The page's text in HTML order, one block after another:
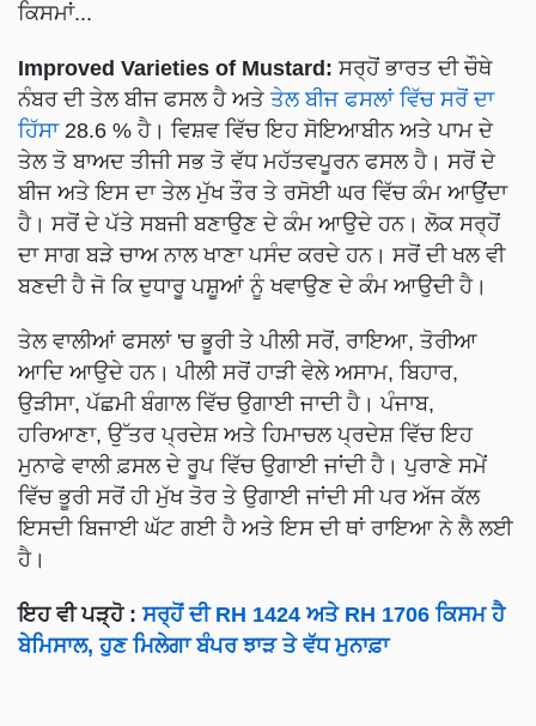
ਕਿਸਮਾਂ...
Improved Varieties of Mustard: ਸਰ੍ਹੋਂ ਭਾਰਤ ਦੀ ਚੌਥੇ
ਨੰਬਰ ਦੀ ਤੇਲ ਬੀਜ ਫਸਲ ਹੈ ਅਤੇ ਤੇਲ ਬੀਜ ਫਸਲਾਂ ਵਿੱਚ ਸਰੋਂ ਦਾ
ਹਿੱਸਾ28.6 % ਹੈ। ਵਿਸ਼ਵ ਵਿੱਚ ਇਹ ਸੋਇਆਬੀਨ ਅਤੇ ਪਾਮ ਦੇ
ਤੇਲ ਤੋ ਬਾਅਦ ਤੀਜੀ ਸਭ ਤੋ ਵੱਧ ਮਹੱਤਵਪੂਰਨ ਫਸਲ ਹੈ। ਸਰੋਂ ਦੇ
ਬੀਜ ਅਤੇ ਇਸ ਦਾ ਤੇਲ ਮੁੱਖ ਤੌਰ ਤੇ ਰਸੋਈ ਘਰ ਵਿੱਚ ਕੰਮ ਆਉਂਦਾ
ਹੈ। ਸਰੋਂ ਦੇ ਪੱਤੇ ਸਬਜੀ ਬਣਾਉਣ ਦੇ ਕੰਮ ਆਉਦੇ ਹਨ। ਲੋਕ ਸਰ੍ਹੋਂ
ਦਾ ਸਾਗ ਬੜੇ ਚਾਅ ਨਾਲ ਖਾਣਾ ਪਸੰਦ ਕਰਦੇ ਹਨ। ਸਰੋਂ ਦੀ ਖਲ ਵੀ
ਬਣਦੀ ਹੈ ਜੋ ਕਿ ਦੁਧਾਰੂ ਪਸ਼ੂਆਂ ਨੂੰ ਖਵਾਉਣ ਦੇ ਕੰਮ ਆਉਦੀ ਹੈ।
ਤੇਲ ਵਾਲੀਆਂ ਫਸਲਾਂ 'ਚ ਭੂਰੀ ਤੇ ਪੀਲੀ ਸਰੋਂ, ਰਾਇਆ, ਤੋਰੀਆ
ਆਦਿ ਆਉਦੇ ਹਨ। ਪੀਲੀ ਸਰੋਂ ਹਾੜੀ ਵੇਲੇ ਅਸਾਮ, ਬਿਹਾਰ,
ਉੜੀਸਾ, ਪੱਛਮੀ ਬੰਗਾਲ ਵਿੱਚ ਉਗਾਈ ਜਾਦੀ ਹੈ। ਪੰਜਾਬ,
ਹਰਿਆਣਾ, ਉੱਤਰ ਪ੍ਰਦੇਸ਼ ਅਤੇ ਹਿਮਾਚਲ ਪ੍ਰਦੇਸ਼ ਵਿੱਚ ਇਹ
ਮੁਨਾਫੇ ਵਾਲੀ ਫ਼ਸਲ ਦੇ ਰੂਪ ਵਿੱਚ ਉਗਾਈ ਜਾਂਦੀ ਹੈ। ਪੁਰਾਣੇ ਸਮੇਂ
ਵਿੱਚ ਭੂਰੀ ਸਰੋਂ ਹੀ ਮੁੱਖ ਤੋਰ ਤੇ ਉਗਾਈ ਜਾਂਦੀ ਸੀ ਪਰ ਅੱਜ ਕੱਲ
ਇਸਦੀ ਬਿਜਾਈ ਘੱਟ ਗਈ ਹੈ ਅਤੇ ਇਸ ਦੀ ਥਾਂ ਰਾਇਆ ਨੇ ਲੈ ਲਈ
ਹੈ।
ਇਹ ਵੀ ਪੜ੍ਹੋ :ਸਰ੍ਹੋਂ ਦੀ RH 1424 ਅਤੇ RH 1706 ਕਿਸਮ ਹੈ
ਬੇਮਿਸਾਲ, ਹੁਣ ਮਿਲੇਗਾ ਬੰਪਰ ਝਾੜ ਤੇ ਵੱਧ ਮੁਨਾਫ਼ਾ